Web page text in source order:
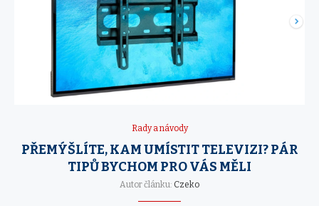
Rady a návody
PŘEMÝŠLÍTE, KAM UMÍSTIT TELEVIZI? PÁR
TIPŮ BYCHOM PRO VÁS MĚLI
Autor článku: Czeko